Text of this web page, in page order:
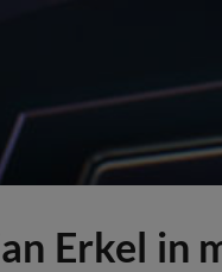
Erkel in